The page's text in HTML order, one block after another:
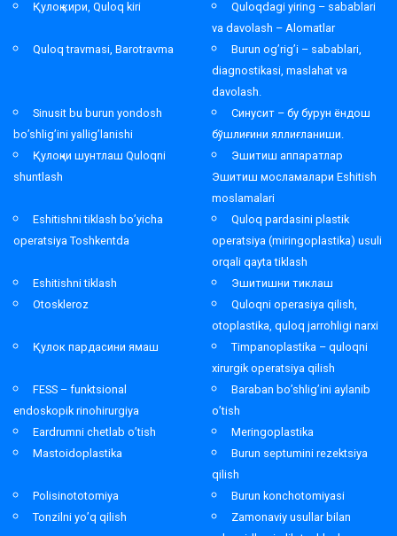
Қулоқ кири, Quloq kiri
Quloqdagi yiring – sabablari
va davolash – Alomatlar
Quloq travmasi, Barotravma
Burun og’rig’i – sabablari,
diagnostikasi, maslahat va
davolash.
Sinusit bu burun yondosh
bo’shlig’ini yallig’lanishi
Синусит – бу бурун ёндош
бўшлиғини яллиғланиши.
Қулоқни шунтлаш Quloqni
shuntlash
Эшитиш аппаратлар
Эшитиш мосламалари Eshitish
moslamalari
Eshitishni tiklash bo’yicha
operatsiya Toshkentda
Quloq pardasini plastik
operatsiya (miringoplastika) usuli
orqali qayta tiklash
Eshitishni tiklash
Эшитишни тиклаш
Otoskleroz
Quloqni operasiya qilish,
otoplastika, quloq jarrohligi narxi
Қулок пардасини ямаш
Timpanoplastika – quloqni
xirurgik operatsiya qilish
FESS – funktsional
endoskopik rinohirurgiya
Baraban bo’shlig’ini aylanib
o’tish
Eardrumni chetlab o’tish
Meringoplastika
Mastoidoplastika
Burun septumini rezektsiya
qilish
Polisinototomiya
Burun konchotomiyasi
Tonzilni yo’q qilish
Zamonaviy usullar bilan